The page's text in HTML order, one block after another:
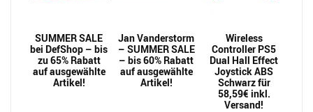
SUMMER SALE
bei DefShop – bis
zu 65% Rabatt
auf ausgewählte
Artikel!
Jan Vanderstorm
– SUMMER SALE
– bis 60% Rabatt
auf ausgewählte
Artikel!
Wireless
Controller PS5
Dual Hall Effect
Joystick ABS
Schwarz für
58,59€ inkl.
Versand!